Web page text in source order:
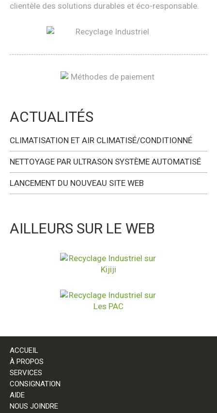
clientèle des solutions durables et éco-responsable.
ACTUALITÉS
CLIMATISATION ET AIR CLIMATISÉ/CONDITIONNÉ
NETTOYAGE PAR ULTRASON SYSTÈME AUTOMATISÉ
LANCEMENT DU NOUVEAU SITE WEB
AILLEURS SUR LE WEB
ACCUEIL
À PROPOS
SERVICES
CONSIGNATION
AIDE
NOUS JOINDRE